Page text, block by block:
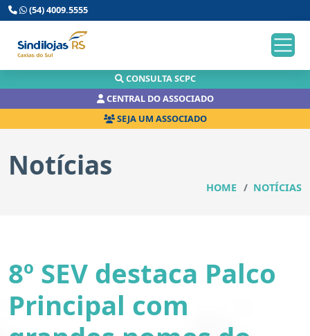
(54) 4009.5555
CONSULTA SCPC
CENTRAL DO ASSOCIADO
SEJA UM ASSOCIADO
Notícias
HOME NOTÍCIAS
8º SEV destaca Palco
Principal com